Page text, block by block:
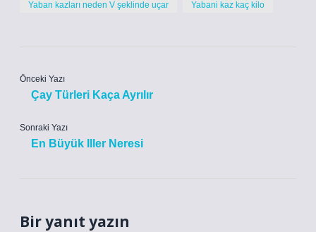
Yaban kazları neden V şeklinde uçar Yabani kaz kaç kilo
Önceki Yazı
Çay Türleri Kaça Ayrılır
Sonraki Yazı
En Büyük Iller Neresi
Bir yanıt yazın